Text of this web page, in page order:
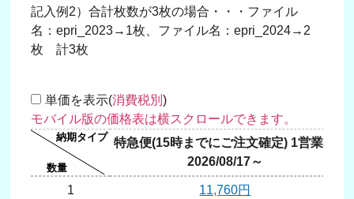
記入例2）合計枚数が3枚の場合・・・ファイル
名：epri_2023→1枚、ファイル名：epri_2024→2
枚 計3枚
単価を表示(消費税別)
特急便(15時までにご注文確定) 1営業日
2026/08/17～
1 11,760円